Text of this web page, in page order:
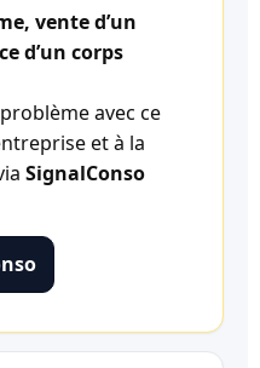
vente d’un
d’un corps
avec ce
et à la
SignalConso